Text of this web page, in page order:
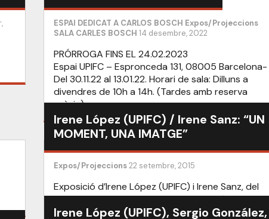
ESPAI DEDICAT A CARLOS BOSCH Expos/Projeccions
SALA CARLES BOSCH 14 desembre, 2022
PRÓRROGA FINS EL 24.02.2023
Espai UPIFC – Espronceda 131, 08005 Barcelona-
Del 30.11.22 al 13.01.22. Horari de sala: Dilluns a
divendres de 10h a 14h. (Tardes amb reserva
prèvia).
Irene López (UPIFC) / Irene Sanz: “UN
MOMENT, UNA IMATGE”
Expos/Projeccions22 setembre, 2015
Exposició d’Irene López (UPIFC) i Irene Sanz, del
10 al 31·10·2015, a la Biblioteca Ignasi Iglésias-Can
Fabra, a Barcelona.
Irene López (UPIFC), Sergio González,